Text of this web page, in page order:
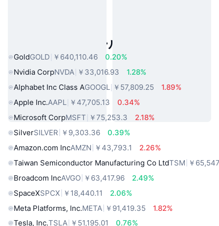
人気のリアルワールドアセット
GoldGOLD ￥640,110.46
0.20%
Nvidia CorpNVDA ￥33,016.93
1.28%
Alphabet Inc Class AGOOGL ￥57,809.25
1.89%
Apple Inc.AAPL ￥47,705.13
0.34%
Microsoft CorpMSFT ￥75,253.3
2.18%
SilverSILVER ￥9,303.36
0.39%
Amazon.com IncAMZN ￥43,793.1
2.26%
Taiwan Semiconductor Manufacturing Co LtdTSM ￥
Broadcom IncAVGO ￥63,417.96
2.49%
SpaceXSPCX ￥18,440.11
2.06%
Meta Platforms, Inc.META ￥91,419.35
1.82%
Tesla, Inc.TSLA ￥51,195.01
0.76%